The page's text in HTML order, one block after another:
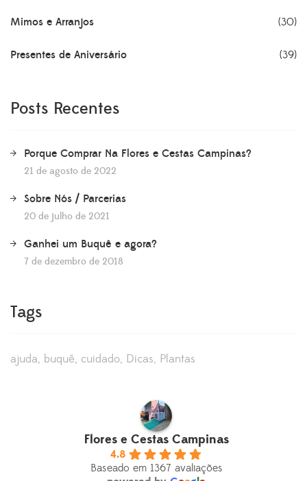
Mimos e Arranjos (30)
Presentes de Aniversário (39)
Posts Recentes
Porque Comprar Na Flores e Cestas Campinas?
21 de agosto de 2022
Sobre Nós / Parcerias
20 de julho de 2021
Ganhei um Buquê e agora?
7 de dezembro de 2018
Tags
ajuda buquê cuidado Dicas Plantas
Flores e Cestas Campinas
4.8
Baseado em 1367 avaliações